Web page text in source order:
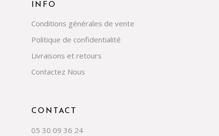
CONTACT
05 30 09 36 24
INFO
Conditions générales de vente
Politique de confidentialité
Livraisons et retours
Contactez Nous